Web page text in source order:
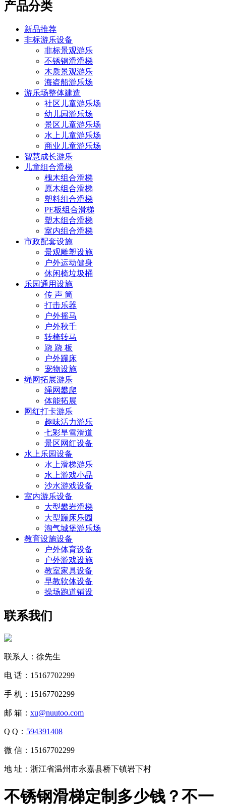
产品分类
新品推荐
非标游乐设备
非标景观游乐
不锈钢滑滑梯
木质景观游乐
海盗船游乐场
游乐场整体建造
社区儿童游乐场
幼儿园游乐场
景区儿童游乐场
水上儿童游乐场
商业儿童游乐场
智慧成长游乐
儿童组合滑梯
槐木组合滑梯
原木组合滑梯
塑料组合滑梯
PE板组合滑梯
塑木组合滑梯
室内组合滑梯
市政配套设施
景观雕塑设施
户外运动健身
休闲椅垃圾桶
乐园通用设施
传 声 筒
打击乐器
户外摇马
户外秋千
转椅转马
跷 跷 板
户外蹦床
宠物设施
绳网拓展游乐
绳网攀爬
体能拓展
网红打卡游乐
趣味活力游乐
七彩旱雪滑道
景区网红设备
水上乐园设备
水上滑梯游乐
水上游戏小品
沙水游戏设备
室内游乐设备
大型攀岩滑梯
大型蹦床乐园
淘气城堡游乐场
教育设施设备
户外体育设备
户外游戏设施
教室家具设备
早教软体设备
操场跑道铺设
联系我们
联系人：徐先生
电 话：15167702299
手 机：15167702299
邮 箱： xu@nuutoo.com
Q Q： 594391408
微 信：15167702299
地 址：浙江省温州市永嘉县桥下镇岩下村
不锈钢滑梯定制多少钱？不一